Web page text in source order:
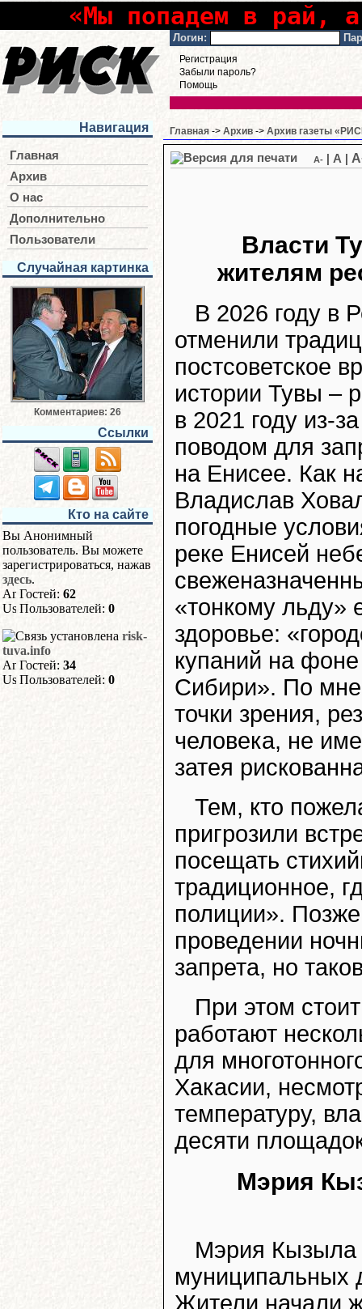
«Мы попадем в рай,
Логин:
Регистрация
Забыли пароль?
Помощь
Навигация
Главная
Архив
О нас
Дополнительно
Пользователи
Случайная картинка
Комментариев: 26
Ссылки
Кто на сайте
Вы Анонимный
пользователь. Вы можете
зарегистрироваться, нажав
здесь.
Гостей: 62
Пользователей: 0
risk-
tuva.info
Гостей: 34
Пользователей: 0
Главная -> Архив -> Архив газеты
A- A
Власти
жителям
В 2026 году в
отменили
постсоветское
истории Тувы –
в 2021 году из-
поводом для
на Енисее. Как
Владислав
погодные
реке Енисей
«тонкому льду»
здоровье:
купаний на
Сибири». По
точки зрения,
человека, не
затея
Тем, кто
пригрозили
посещать
традиционное,
полиции».
проведении
запрета, но
При этом
работают
для
Хакасии,
температуру,
десяти
Мэрия
Мэрия Кызыла
муниципальных
Жители начали